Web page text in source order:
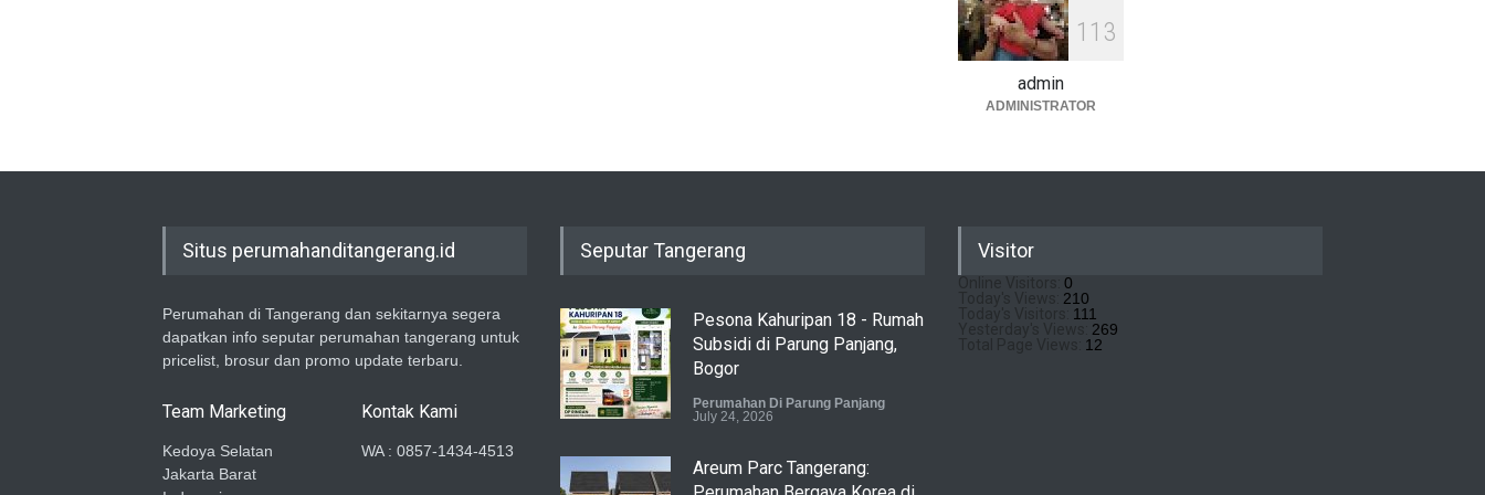
1 1 3
admin
ADMINISTRATOR
Situs perumahanditangerang.id
Perumahan di Tangerang dan sekitarnya segera
dapatkan info seputar perumahan tangerang untuk
pricelist, brosur dan promo update terbaru.
Team Marketing
Kedoya Selatan
Jakarta Barat
Kontak Kami
WA : 0857-1434-4513
Seputar Tangerang
Pesona Kahuripan 18 - Rumah
Subsidi di Parung Panjang,
Bogor
Perumahan Di Parung Panjang
July 24, 2026
Areum Parc Tangerang:
Visitor
0
210
111
269
12